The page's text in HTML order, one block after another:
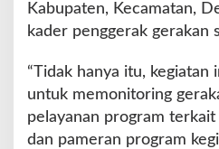
p
i
t
a
s
Kabupaten, Kecamatan,
kader penggerak gerakan
“Tidak hanya itu, kegiatan
untuk memonitoring
pelayanan program
dan pameran program